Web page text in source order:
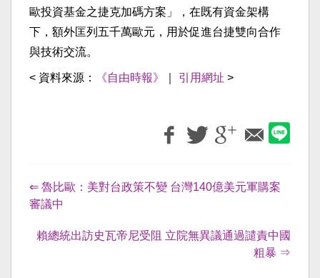
歐投資基金之捷克加碼方案」，在既有資金架構
下，額外匡列五千萬歐元，用於促進台捷雙向合作
與技術交流。
< 資料來源： 《自由時報》 引用網址 >
⇐ 魯比歐：美對台政策不變 台灣140億美元軍購案
審議中
賴總統出訪史瓦帝尼受阻 立院無異議通過譴責中國
粗暴 ⇒